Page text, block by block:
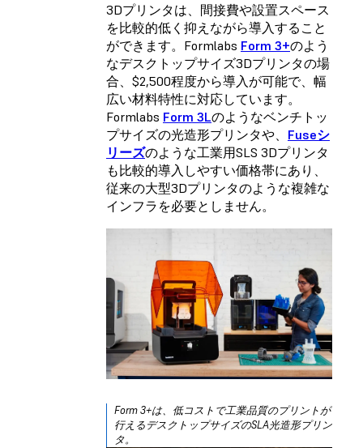
3Dプリンタは、間接費や設置スペース
を比較的低く抑えながら導入すること
ができます。Formlabs Form 3+のよう
なデスクトップサイズ3Dプリンタの場
合、$2,500程度から導入が可能で、幅
広い材料特性に対応しています。
Formlabs Form 3Lのようなベンチトッ
プサイズの光造形プリンタや、 Fuseシ
リーズのような工業用SLS 3Dプリンタ
も比較的導入しやすい価格帯にあり、
従来の大型3Dプリンタのような複雑な
インフラを必要としません。
Form 3+は、低コストで工業品質のプリントが
行えるデスクトップサイズのSLA光造形プリン
タ。